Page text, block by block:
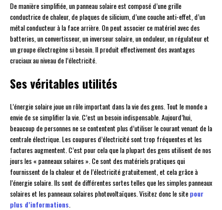
De manière simplifiée, un panneau solaire est composé d’une grille
conductrice de chaleur, de plaques de silicium, d’une couche anti-effet, d’un
métal conducteur à la face arrière. On peut associer ce matériel avec des
batteries, un convertisseur, un inverseur solaire, un onduleur, un régulateur et
un groupe électrogène si besoin. Il produit effectivement des avantages
cruciaux au niveau de l’électricité.
Ses véritables utilités
L’énergie solaire joue un rôle important dans la vie des gens. Tout le monde a
envie de se simplifier la vie. C’est un besoin indispensable. Aujourd’hui,
beaucoup de personnes ne se contentent plus d’utiliser le courant venant de la
centrale électrique. Les coupures d’électricité sont trop fréquentes et les
factures augmentent. C’est pour cela que la plupart des gens utilisent de nos
jours les « panneaux solaires ». Ce sont des matériels pratiques qui
fournissent de la chaleur et de l’électricité gratuitement, et cela grâce à
l’énergie solaire. Ils sont de différentes sortes telles que les simples panneaux
solaires et les panneaux solaires photovoltaïques. Visitez donc le sitepour
plus d’informations